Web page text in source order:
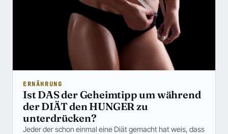
ERNÄHRUNG
Ist DAS der Geheimtipp um während
der DIÄT den HUNGER zu
unterdrücken?
Jeder der schon einmal eine Diät gemacht hat weis, dass